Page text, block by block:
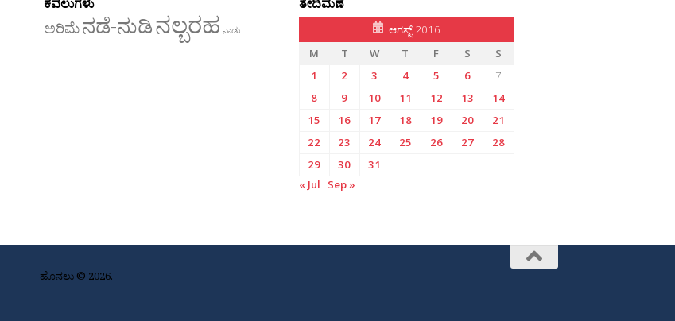
ಅರಿಮೆನಡೆ-ನುಡಿನಲ್ಬರಹ ನಾಡು
ಆಗಸ್ಟ್ 2016
M
T W T F S
S
1
2 3 4 5 6
7
8
9 10 11 12 13
14
15
16 17 18 19 20
21
22
23 24 25 26 27
28
29
30
31
« Jul
Sep »
ಹೊನಲು © 2026.